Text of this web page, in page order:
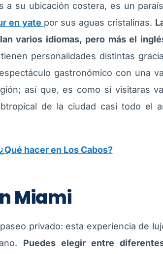
a su ubicación costera, es un
en yate por sus aguas cristalinas.
varios idiomas, pero más el
personalidades distintas
gastronómico con una
así que, es como si visitaras
de la ciudad casi todo el
¿Qué hacer en Los Cabos?
Miami
privado: esta experiencia de
Puedes elegir entre